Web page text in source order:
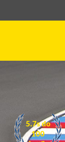
5.9s do
100